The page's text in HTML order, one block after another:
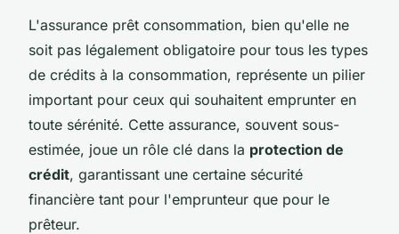
L'assurance prêt consommation, bien qu'elle ne
soit pas légalement obligatoire pour tous les types
de crédits à la consommation, représente un pilier
important pour ceux qui souhaitent emprunter en
toute sérénité. Cette assurance, souvent sous-
estimée, joue un rôle clé dans la protection de
crédit, garantissant une certaine sécurité
financière tant pour l'emprunteur que pour le
prêteur.